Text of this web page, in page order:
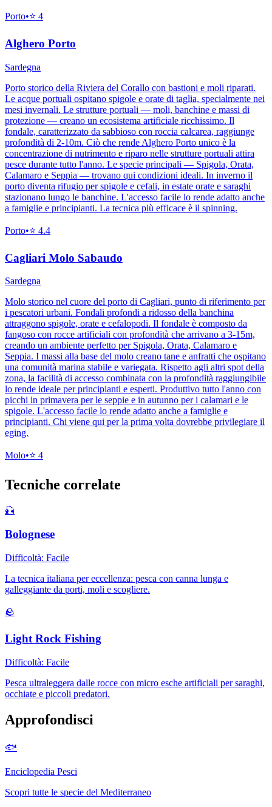
Porto•⭐ 4
Alghero Porto
Sardegna
Porto storico della Riviera del Corallo con bastioni e moli riparati.
Le acque portuali ospitano spigole e orate di taglia, specialmente nei
mesi invernali. Le strutture portuali — moli, banchine e massi di
protezione — creano un ecosistema artificiale ricchissimo. Il
fondale, caratterizzato da sabbioso con roccia calcarea, raggiunge
profondità di 2-10m. Ciò che rende Alghero Porto unico è la
concentrazione di nutrimento e riparo nelle strutture portuali attira
pesce durante tutto l'anno. Le specie principali — Spigola, Orata,
Calamaro e Seppia — trovano qui condizioni ideali. In inverno il
porto diventa rifugio per spigole e cefali, in estate orate e saraghi
stazionano lungo le banchine. L'accesso facile lo rende adatto anche
a famiglie e principianti. La tecnica più efficace è il spinning.
Porto•⭐ 4.4
Cagliari Molo Sabaudo
Sardegna
Molo storico nel cuore del porto di Cagliari, punto di riferimento per
i pescatori urbani. Fondali profondi a ridosso della banchina
attraggono spigole, orate e cefalopodi. Il fondale è composto da
fangoso con rocce artificiali con profondità che arrivano a 3-15m,
creando un ambiente perfetto per Spigola, Orata, Calamaro e
Seppia. I massi alla base del molo creano tane e anfratti che ospitano
una comunità marina stabile e variegata. Rispetto agli altri spot della
zona, la facilità di accesso combinata con la profondità raggiungibile
lo rende ideale per principianti e esperti. Produttivo tutto l'anno con
picchi in primavera per le seppie e in autunno per i calamari e le
spigole. L'accesso facile lo rende adatto anche a famiglie e
principianti. Chi viene qui per la prima volta dovrebbe privilegiare il
eging.
Molo•⭐ 4
Tecniche correlate
🎣
Bolognese
Difficoltà: Facile
La tecnica italiana per eccellenza: pesca con canna lunga e
galleggiante da porti, moli e scogliere.
🪨
Light Rock Fishing
Difficoltà: Facile
Pesca ultraleggera dalle rocce con micro esche artificiali per saraghi,
occhiate e piccoli predatori.
Approfondisci
🐟
Enciclopedia Pesci
Scopri tutte le specie del Mediterraneo